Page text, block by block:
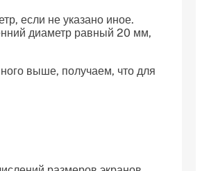
если не указано иное.
диаметр равный 20 мм,
выше, получаем, что для